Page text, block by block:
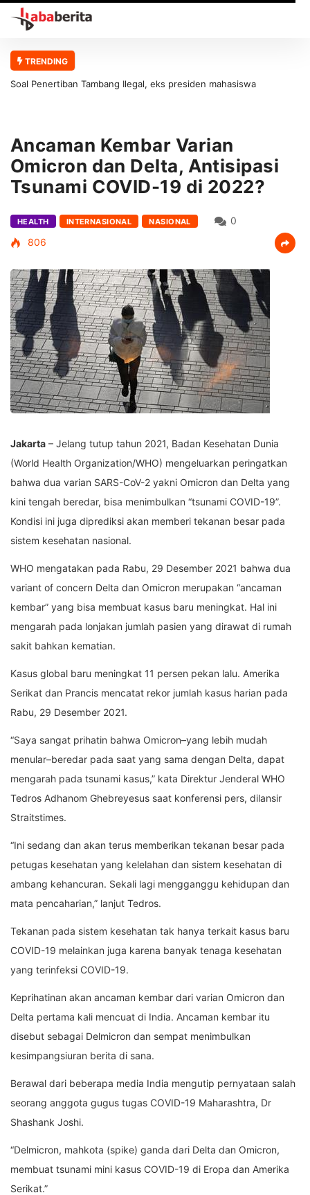
TRENDING
Soal Penertiban Tambang Ilegal, eks presiden mahasiswa
Ancaman Kembar Varian
Omicron dan Delta, Antisipasi
Tsunami COVID-19 di 2022?
HEALTH INTERNASIONAL NASIONAL
0
806
Jakarta – Jelang tutup tahun 2021, Badan Kesehatan Dunia
(World Health Organization/WHO) mengeluarkan peringatkan
bahwa dua varian SARS-CoV-2 yakni Omicron dan Delta yang
kini tengah beredar, bisa menimbulkan “tsunami COVID-19”.
Kondisi ini juga diprediksi akan memberi tekanan besar pada
sistem kesehatan nasional.
WHO mengatakan pada Rabu, 29 Desember 2021 bahwa dua
variant of concern Delta dan Omicron merupakan “ancaman
kembar” yang bisa membuat kasus baru meningkat. Hal ini
mengarah pada lonjakan jumlah pasien yang dirawat di rumah
sakit bahkan kematian.
Kasus global baru meningkat 11 persen pekan lalu. Amerika
Serikat dan Prancis mencatat rekor jumlah kasus harian pada
Rabu, 29 Desember 2021.
“Saya sangat prihatin bahwa Omicron–yang lebih mudah
menular–beredar pada saat yang sama dengan Delta, dapat
mengarah pada tsunami kasus,” kata Direktur Jenderal WHO
Tedros Adhanom Ghebreyesus saat konferensi pers, dilansir
Straitstimes.
“Ini sedang dan akan terus memberikan tekanan besar pada
petugas kesehatan yang kelelahan dan sistem kesehatan di
ambang kehancuran. Sekali lagi mengganggu kehidupan dan
mata pencaharian,” lanjut Tedros.
Tekanan pada sistem kesehatan tak hanya terkait kasus baru
COVID-19 melainkan juga karena banyak tenaga kesehatan
yang terinfeksi COVID-19.
Keprihatinan akan ancaman kembar dari varian Omicron dan
Delta pertama kali mencuat di India. Ancaman kembar itu
disebut sebagai Delmicron dan sempat menimbulkan
kesimpangsiuran berita di sana.
Berawal dari beberapa media India mengutip pernyataan salah
seorang anggota gugus tugas COVID-19 Maharashtra, Dr
Shashank Joshi.
“Delmicron, mahkota (spike) ganda dari Delta dan Omicron,
membuat tsunami mini kasus COVID-19 di Eropa dan Amerika
Serikat.”